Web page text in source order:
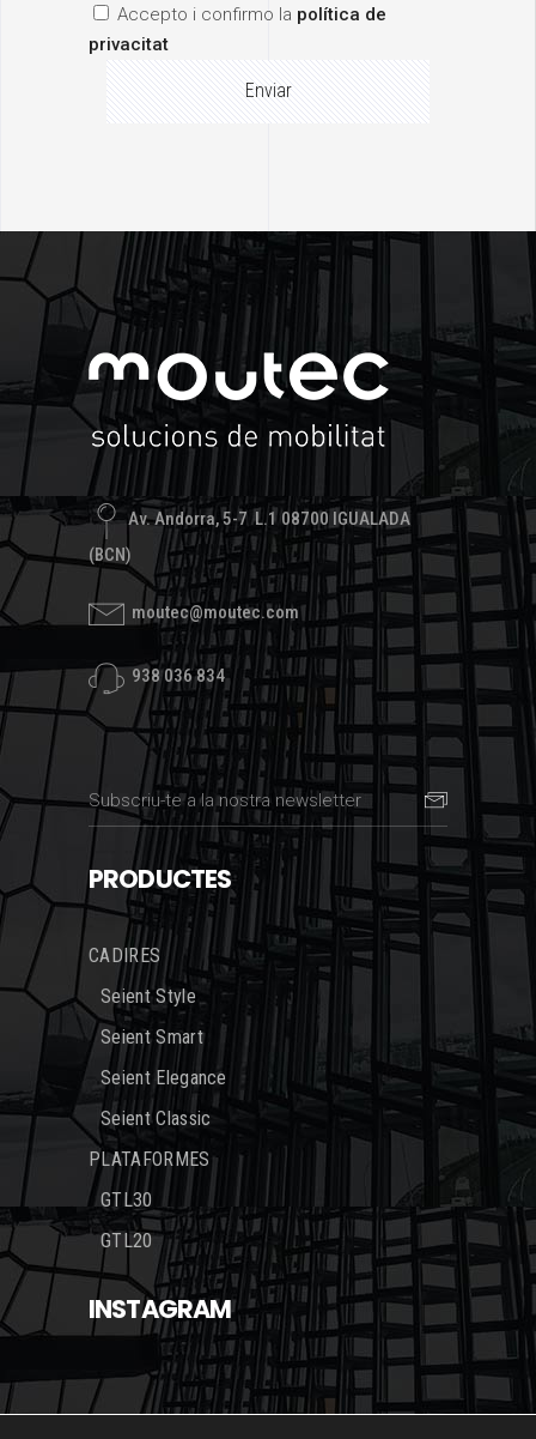
Accepto i confirmo la política de
privacitat
Av. Andorra, 5-7 L.1 08700 IGUALADA
(BCN)
moutec@moutec.com
938 036 834
PRODUCTES
CADIRES
Seient Style
Seient Smart
Seient Elegance
Seient Classic
PLATAFORMES
GTL30
GTL20
INSTAGRAM